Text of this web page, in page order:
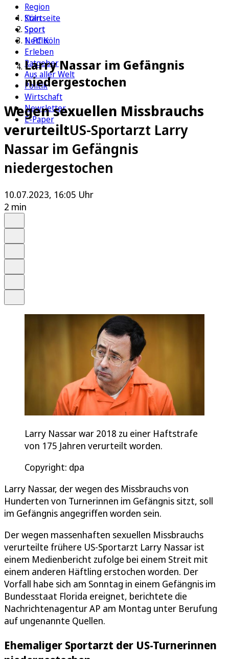
Region
Köln
Sport
1. FC Köln
Erleben
Ratgeber
Aus aller Welt
Politik
Wirtschaft
Newsletter
E-Paper
Startseite
Sport
Netflix
Larry Nassar im Gefängnis
niedergestochen
Wegen sexuellen Missbrauchs
verurteiltUS-Sportarzt Larry
Nassar im Gefängnis
niedergestochen
10.07.2023, 16:05 Uhr
2 min
Larry Nassar war 2018 zu einer Haftstrafe
von 175 Jahren verurteilt worden.
Copyright: dpa
Larry Nassar, der wegen des Missbrauchs von
Hunderten von Turnerinnen im Gefängnis sitzt, soll
im Gefängnis angegriffen worden sein.
Der wegen massenhaften sexuellen Missbrauchs
verurteilte frühere US-Sportarzt Larry Nassar ist
einem Medienbericht zufolge bei einem Streit mit
einem anderen Häftling erstochen worden. Der
Vorfall habe sich am Sonntag in einem Gefängnis im
Bundesstaat Florida ereignet, berichtete die
Nachrichtenagentur AP am Montag unter Berufung
auf ungenannte Quellen.
Ehemaliger Sportarzt der US-Turnerinnen